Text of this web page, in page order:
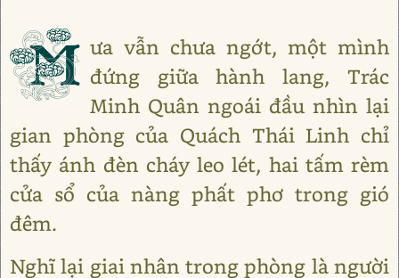
M ưa vẫn chưa ngớt, một mình
đứng giữa hành lang, Trác
Minh Quân ngoái đầu nhìn lại
gian phòng của Quách Thái Linh chỉ
thấy ánh đèn cháy leo lét, hai tấm rèm
cửa sổ của nàng phất phơ trong gió
đêm.
Nghĩ lại giai nhân trong phòng là người